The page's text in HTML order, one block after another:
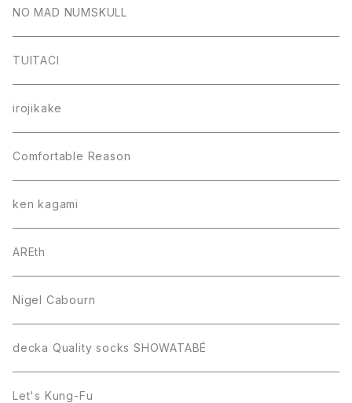
NO MAD NUMSKULL
TUITACI
irojikake
Comfortable Reason
ken kagami
AREth
Nigel Cabourn
decka Quality socks SHOWATABÉ
Let's Kung-Fu